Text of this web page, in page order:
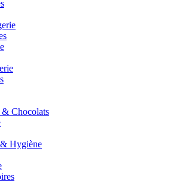
Chocolats
Hygiène